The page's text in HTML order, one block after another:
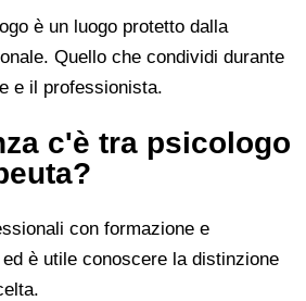
è un luogo protetto dalla
Quello che condividi durante
e il professionista.
c'è tra psicologo
con formazione e
è utile conoscere la distinzione